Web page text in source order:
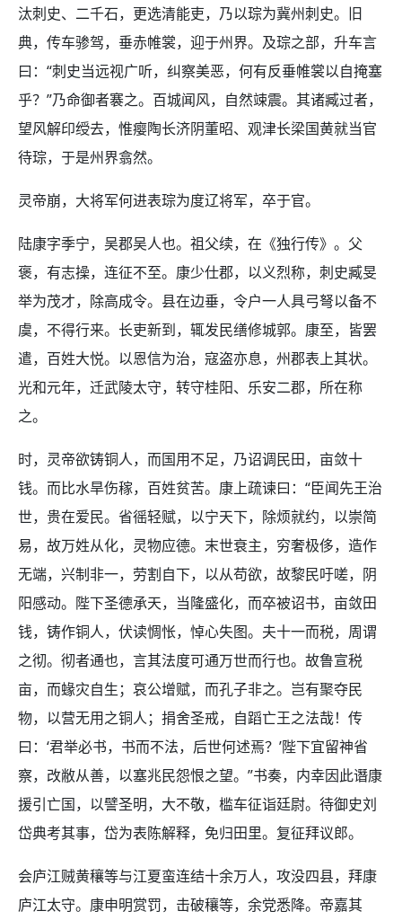
汰刺史、二千石，更选清能吏，乃以琮为冀州刺史。旧
典，传车骖驾，垂赤帷裳，迎于州界。及琮之部，升车言
曰：“刺史当远视广听，纠察美恶，何有反垂帷裳以自掩塞
乎？”乃命御者褰之。百城闻风，自然竦震。其诸臧过者，
望风解印绶去，惟瘿陶长济阴董昭、观津长梁国黄就当官
待琮，于是州界翕然。
灵帝崩，大将军何进表琮为度辽将军，卒于官。
陆康字季宁，吴郡吴人也。祖父续，在《独行传》。父
褒，有志操，连征不至。康少仕郡，以义烈称，刺史臧旻
举为茂才，除高成令。县在边垂，令户一人具弓弩以备不
虞，不得行来。长吏新到，辄发民缮修城郭。康至，皆罢
遣，百姓大悦。以恩信为治，寇盗亦息，州郡表上其状。
光和元年，迁武陵太守，转守桂阳、乐安二郡，所在称
之。
时，灵帝欲铸铜人，而国用不足，乃诏调民田，亩敛十
钱。而比水旱伤稼，百姓贫苦。康上疏谏曰：“臣闻先王治
世，贵在爱民。省徭轻赋，以宁天下，除烦就约，以崇简
易，故万姓从化，灵物应德。末世衰主，穷奢极侈，造作
无端，兴制非一，劳割自下，以从苟欲，故黎民吁嗟，阴
阳感动。陛下圣德承天，当隆盛化，而卒被诏书，亩敛田
钱，铸作铜人，伏读惆怅，悼心失图。夫十一而税，周谓
之彻。彻者通也，言其法度可通万世而行也。故鲁宣税
亩，而蝝灾自生；哀公增赋，而孔子非之。岂有聚夺民
物，以营无用之铜人；捐舍圣戒，自蹈亡王之法哉！传
曰：‘君举必书，书而不法，后世何述焉？’陛下宜留神省
察，改敝从善，以塞兆民怨恨之望。”书奏，内幸因此谮康
援引亡国，以譬圣明，大不敬，槛车征诣廷尉。待御史刘
岱典考其事，岱为表陈解释，免归田里。复征拜议郎。
会庐江贼黄穰等与江夏蛮连结十余万人，攻没四县，拜康
庐江太守。康申明赏罚，击破穰等，余党悉降。帝嘉其